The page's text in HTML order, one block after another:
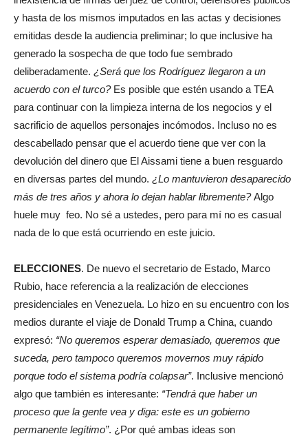
y hasta de los mismos imputados en las actas y decisiones
emitidas desde la audiencia preliminar; lo que inclusive ha
generado la sospecha de que todo fue sembrado
deliberadamente. ¿Será que los Rodríguez llegaron a un
acuerdo con el turco?Es posible que estén usando a TEA
para continuar con la limpieza interna de los negocios y el
sacrificio de aquellos personajes incómodos. Incluso no es
descabellado pensar que el acuerdo tiene que ver con la
devolución del dinero que El Aissami tiene a buen resguardo
en diversas partes del mundo. ¿Lo mantuvieron desaparecido
más de tres años y ahora lo dejan hablar libremente?Algo
huele muy feo. No sé a ustedes, pero para mí no es casual
nada de lo que está ocurriendo en este juicio.
ELECCIONES. De nuevo el secretario de Estado, Marco
Rubio, hace referencia a la realización de elecciones
presidenciales en Venezuela. Lo hizo en su encuentro con los
medios durante el viaje de Donald Trump a China, cuando
expresó: “No queremos esperar demasiado, queremos que
suceda, pero tampoco queremos movernos muy rápido
porque todo el sistema podría colapsar”. Inclusive mencionó
algo que también es interesante: “Tendrá que haber un
proceso que la gente vea y diga: este es un gobierno
permanente legítimo”. ¿Por qué ambas ideas son